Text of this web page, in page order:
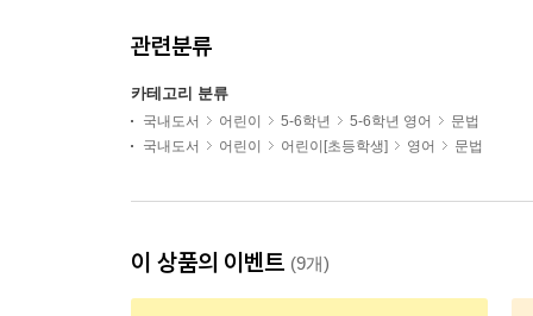
관련분류
카테고리 분류
국내도서 어린이 5-6학년 5-6학년 영어
문법
국내도서
어린이 어린이[초등학생] 영어 문법
이 상품의 이벤트 (9개)